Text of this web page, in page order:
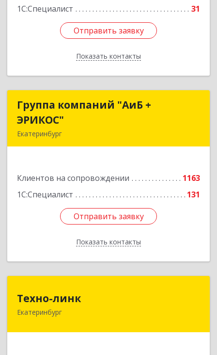
1С:Специалист
31
Отправить заявку
Показать контакты
Отправить заявку
Назад
Группа компаний "АиБ +
ЭРИКОС"
Екатеринбург
Клиентов на сопровождении
1163
1С:Специалист
131
Отправить заявку
Показать контакты
Группа компаний "АиБ +
Подробнее
Отправить заявку
Назад
Техно-линк
Екатеринбург
620000, Свердловская обл, Екатеринбург г,